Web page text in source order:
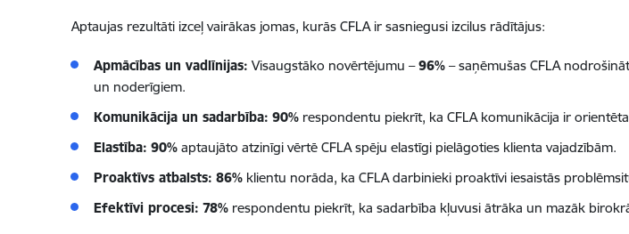
Aptaujas rezultāti izceļ vairākas jomas, kurās CFLA ir sasniegusi izcilus rādītājus:
Apmācības un vadlīnijas: Visaugstāko novērtējumu –96%– saņēmušas CFLA
un noderīgiem.
Komunikācija un sadarbība: 90%respondentu piekrīt, ka CFLA komunikācija ir
Elastība: 90%aptaujāto atzinīgi vērtē CFLA spēju elastīgi pielāgoties klienta vajadzībām.
Proaktīvs atbalsts: 86%klientu norāda, ka CFLA darbinieki proaktīvi iesaistās
Efektīvi procesi: 78%respondentu piekrīt, ka sadarbība kļuvusi ātrāka un mazāk